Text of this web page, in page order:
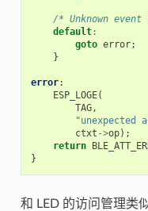
/* Unknown event
default:
goto error;
}
error:
ESP_LOGE(
TAG,
"unexpected
ctxt ->op);
return
}
和 LED 的访问管理类